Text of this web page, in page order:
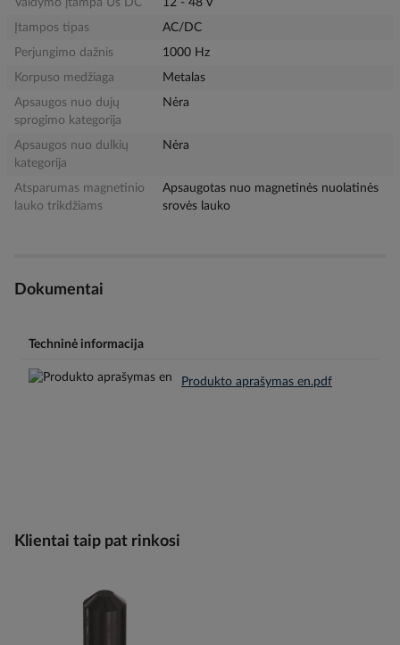
Valdymo įtampa Us DC
12 - 48 V
Įtampos tipas
AC/DC
Perjungimo dažnis
1000 Hz
Korpuso medžiaga
Metalas
Apsaugos nuo dujų
sprogimo kategorija
Nėra
Apsaugos nuo dulkių
kategorija
Nėra
Atsparumas magnetinio
lauko trikdžiams
Apsaugotas nuo magnetinės nuolatinės
srovės lauko
Dokumentai
Techninė informacija
Produkto aprašymas en.pdf
Klientai taip pat rinkosi